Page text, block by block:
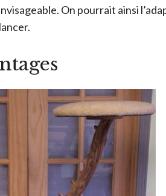
On pourrait ainsi